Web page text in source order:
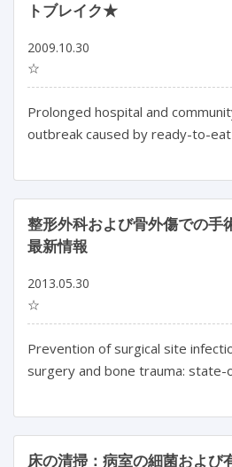
トブレイク★
2009.10.30
☆
Prolonged hospital and
outbreak caused by ready-to-
整形外科および骨外傷での手
最新情報
2013.05.30
☆
Prevention of surgical site
surgery and bone trauma:
床の清掃：病室の細菌および